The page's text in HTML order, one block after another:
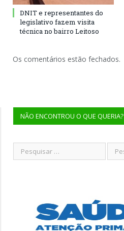
DNIT e representantes do
legislativo fazem visita
técnica no bairro Leitoso
Os comentários estão fechados.
NÃO ENCONTROU O QUE QUERIA?